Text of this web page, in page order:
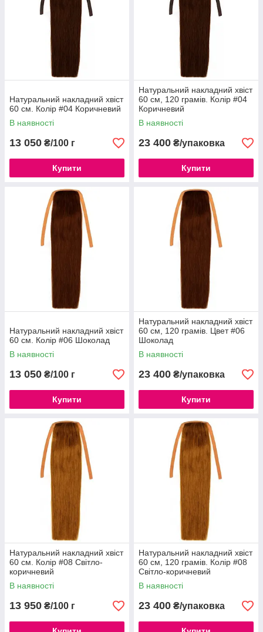
Натуральний накладний хвіст
60 см. Колір #04 Коричневий
В наявності
13 050 ₴/100 г
Купити
Натуральний накладний хвіст
60 см, 120 грамів. Колір #04
Коричневий
В наявності
23 400 ₴/упаковка
Купити
Натуральний накладний хвіст
60 см. Колір #06 Шоколад
В наявності
13 050 ₴/100 г
Купити
Натуральний накладний хвіст
60 см, 120 грамів. Цвет #06
Шоколад
В наявності
23 400 ₴/упаковка
Купити
Натуральний накладний хвіст
60 см. Колір #08 Світло-
коричневий
В наявності
13 950 ₴/100 г
Натуральний накладний хвіст
60 см, 120 грамів. Колір #08
Світло-коричневий
В наявності
23 400 ₴/упаковка